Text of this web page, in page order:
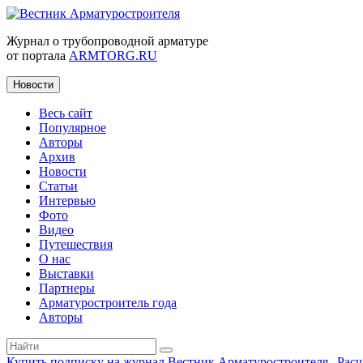
Журнал о трубопроводной арматуре
от портала ARMTORG.RU
Новости
Весь сайт
Популярное
Авторы
Архив
Новости
Статьи
Интервью
Фото
Видео
Путешествия
О нас
Выставки
Партнеры
Арматуростроитель года
Авторы